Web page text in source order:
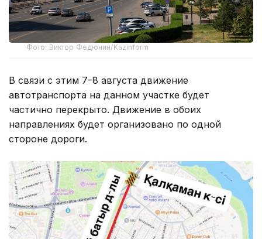
Фото: Виктор Федюнин/Kazinform
В связи с этим 7–8 августа движение
автотранспорта на данном участке будет
частично перекрыто. Движение в обоих
направлениях будет организовано по одной
стороне дороги.